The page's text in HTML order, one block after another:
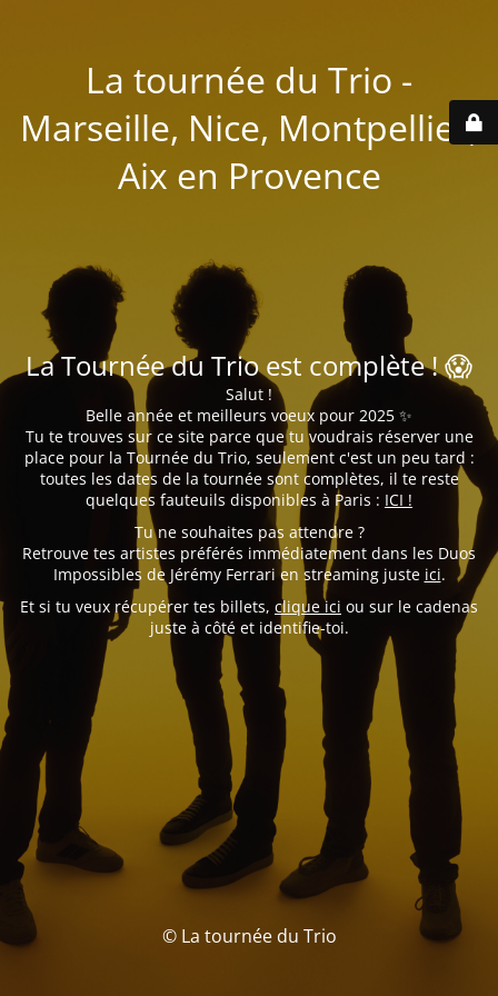
La tournée du Trio -
Marseille, Nice, Montpellier,
Aix en Provence
La Tournée du Trio est complète ! 😱
Salut !
Belle année et meilleurs voeux pour 2025 ✨
Tu te trouves sur ce site parce que tu voudrais réserver une
place pour la Tournée du Trio, seulement c'est un peu tard :
toutes les dates de la tournée sont complètes, il te reste
quelques fauteuils disponibles à Paris : ICI !
Tu ne souhaites pas attendre ?
Retrouve tes artistes préférés immédiatement dans les Duos
Impossibles de Jérémy Ferrari en streaming juste ici.
Et si tu veux récupérer tes billets, clique ici ou sur le cadenas
juste à côté et identifie-toi.
© La tournée du Trio